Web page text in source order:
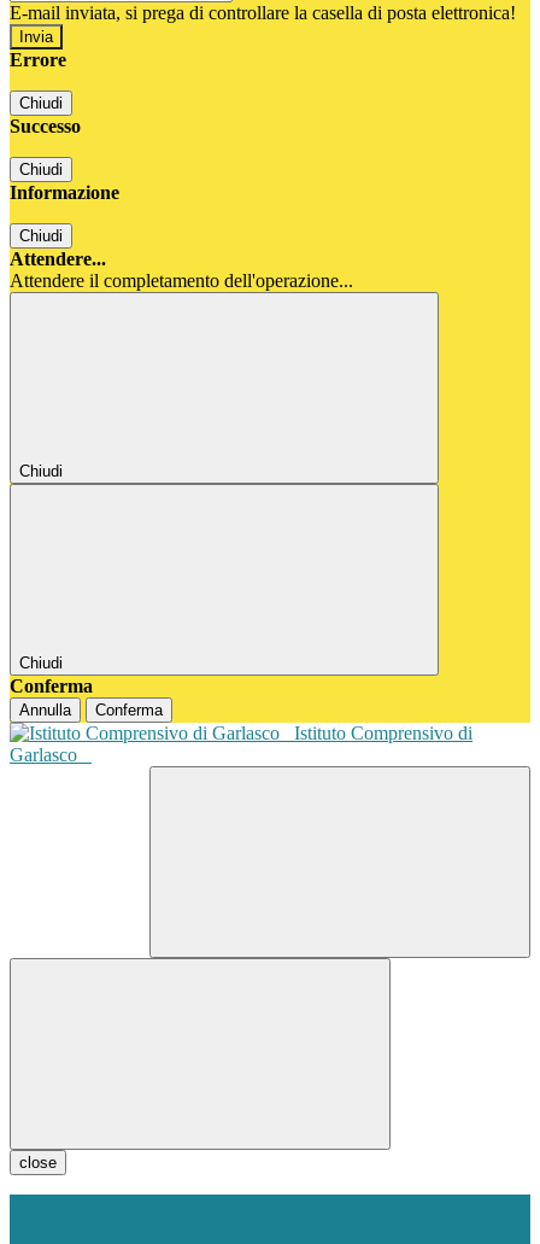
E-mail inviata, si prega di controllare la casella di posta elettronica!
Errore
Chiudi
Successo
Chiudi
Informazione
Chiudi
Attendere...
Attendere il completamento dell'operazione...
Chiudi
Chiudi
Conferma
Annulla Conferma
Istituto Comprensivo di
Garlasco
close